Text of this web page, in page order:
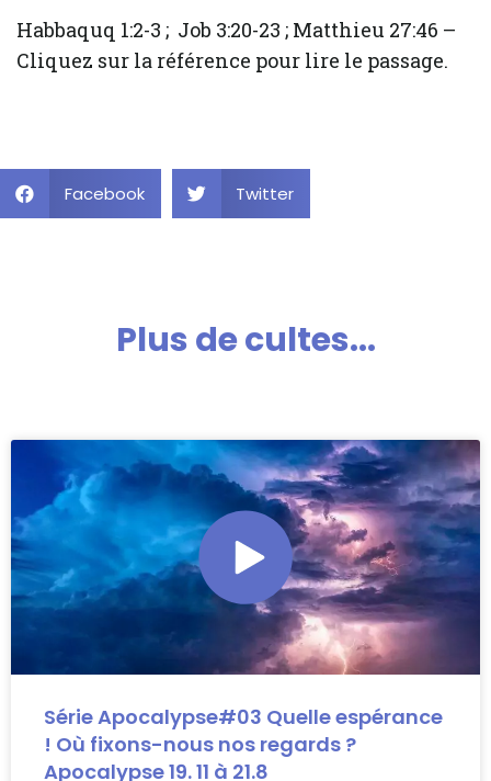
Habbaquq 1:2-3 ; Job 3:20-23 ; Matthieu 27:46 –
Cliquez sur la référence pour lire le passage.
Facebook Twitter
Plus de cultes...
Série Apocalypse#03 Quelle espérance
! Où fixons-nous nos regards ?
Apocalypse 19. 11 à 21.8